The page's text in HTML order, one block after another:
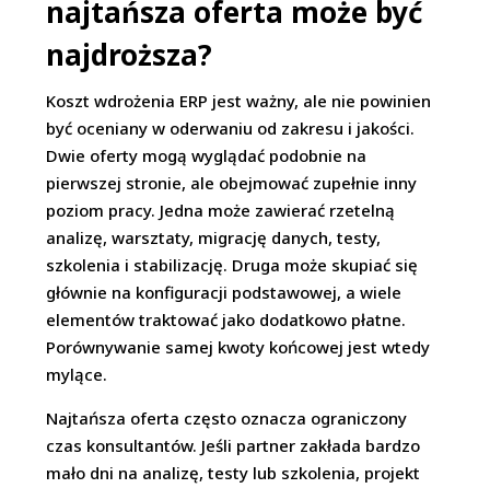
najtańsza oferta może być
najdroższa?
Koszt wdrożenia ERP jest ważny, ale nie powinien
być oceniany w oderwaniu od zakresu i jakości.
Dwie oferty mogą wyglądać podobnie na
pierwszej stronie, ale obejmować zupełnie inny
poziom pracy. Jedna może zawierać rzetelną
analizę, warsztaty, migrację danych, testy,
szkolenia i stabilizację. Druga może skupiać się
głównie na konfiguracji podstawowej, a wiele
elementów traktować jako dodatkowo płatne.
Porównywanie samej kwoty końcowej jest wtedy
mylące.
Najtańsza oferta często oznacza ograniczony
czas konsultantów. Jeśli partner zakłada bardzo
mało dni na analizę, testy lub szkolenia, projekt